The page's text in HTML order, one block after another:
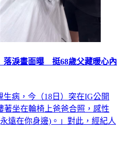
落淚畫面曝 挺68歲父藏暖心內
病，今（18日）突在IG公開
著坐在輪椅上爸爸合照，感性
遠在你身邊)。」對此，經紀人